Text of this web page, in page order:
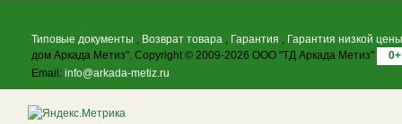
Типовые документы , Возврат товара , Гарантия , Гарантия низкой цены
дом Аркада Метиз". Copyright © 2009-2026 ООО "ТД Аркада Метиз"
0+
Email: info@arkada-metiz.ru